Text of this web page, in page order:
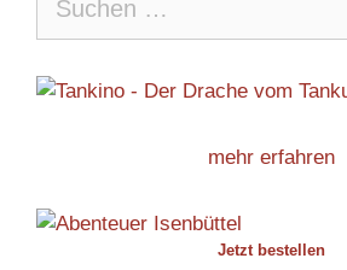
nach:
mehr erfahren
Jetzt bestellen